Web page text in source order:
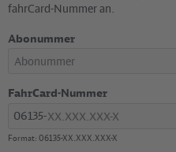
fahrCard-Nummer an.
Abonummer
FahrCard-Nummer
06135-
Format: 06135-XX.XXX.XXX-X